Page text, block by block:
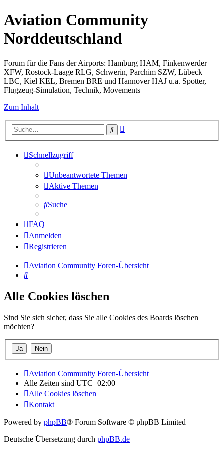
Aviation Community
Norddeutschland
Forum für die Fans der Airports: Hamburg HAM, Finkenwerder
XFW, Rostock-Laage RLG, Schwerin, Parchim SZW, Lübeck
LBC, Kiel KEL, Bremen BRE und Hannover HAJ u.a. Spotter,
Flugzeug-Simulation, Technik, Movements
Zum Inhalt
Suche
Schnellzugriff
Unbeantwortete Themen
Aktive Themen
Suche
FAQ
Anmelden
Registrieren
Aviation Community Foren-Übersicht
Suche
Alle Cookies löschen
Sind Sie sich sicher, dass Sie alle Cookies des Boards löschen
möchten?
Aviation Community Foren-Übersicht
Alle Zeiten sind UTC+02:00
Alle Cookies löschen
Kontakt
Powered by phpBB® Forum Software © phpBB Limited
Deutsche Übersetzung durch phpBB.de